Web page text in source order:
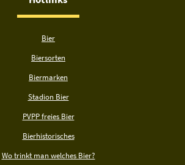
Bier
Biersorten
Biermarken
Stadion Bier
PVPP freies Bier
Bierhistorisches
Wo trinkt man welches Bier?